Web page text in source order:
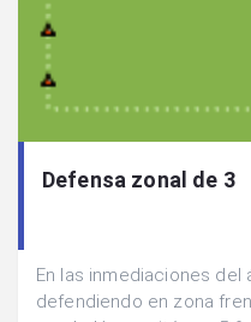
Defensa zonal de 3
En las inmediaciones del
defendiendo en zona